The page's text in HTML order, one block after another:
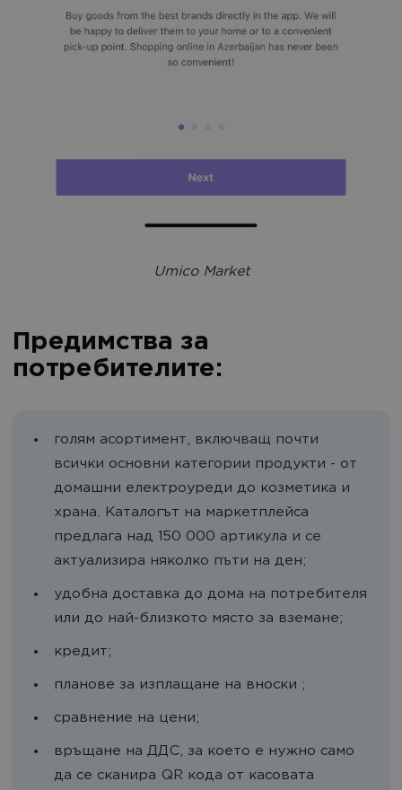
Umico Market
Предимства за
потребителите:
голям асортимент, включващ почти
всички основни категории продукти - от
домашни електроуреди до козметика и
храна. Каталогът на маркетплейса
предлага над 150 000 артикула и се
актуализира няколко пъти на ден;
удобна доставка до дома на потребителя
или до най-близкото място за вземане;
кредит;
планове за изплащане на вноски ;
сравнение на цени;
връщане на ДДС, за което е нужно само
да се сканира QR кода от касовата